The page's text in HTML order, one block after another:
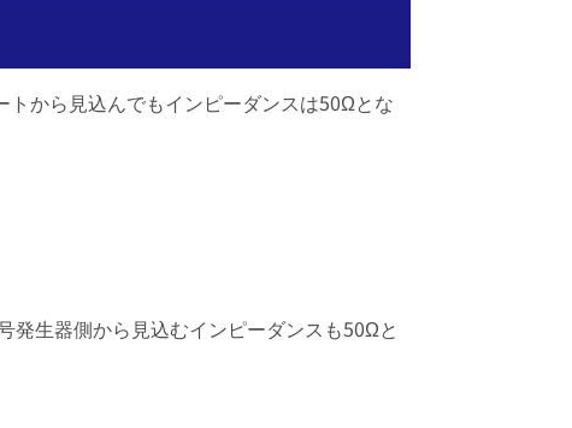
から見込んでもインピーダンスは50Ωとな
生器側から見込むインピーダンスも50Ωと
&=(50\Omega + 50\Omega) \parallel